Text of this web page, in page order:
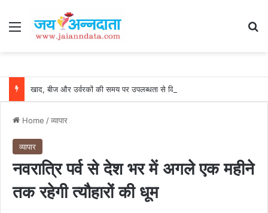
Menu
Home /व्यापार
व्यापार
नवरात्रि पर्व से देश भर में अगले एक महीने
तक रहेगी त्यौहारों की धूम